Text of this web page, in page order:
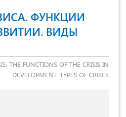
ФУНКЦИИ
ВИДЫ
THE FUNCTIONS OF THE CRISIS IN
DEVELOPMENT. TYPES OF CRISES